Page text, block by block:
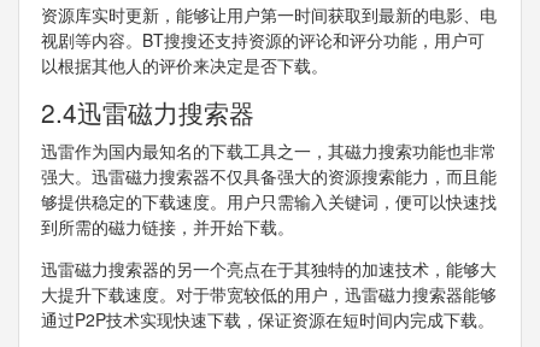
资源库实时更新，能够让用户第一时间获取到最新的电影、电
视剧等内容。BT搜搜还支持资源的评论和评分功能，用户可
以根据其他人的评价来决定是否下载。
2.4迅雷磁力搜索器
迅雷作为国内最知名的下载工具之一，其磁力搜索功能也非常
强大。迅雷磁力搜索器不仅具备强大的资源搜索能力，而且能
够提供稳定的下载速度。用户只需输入关键词，便可以快速找
到所需的磁力链接，并开始下载。
迅雷磁力搜索器的另一个亮点在于其独特的加速技术，能够大
大提升下载速度。对于带宽较低的用户，迅雷磁力搜索器能够
通过P2P技术实现快速下载，保证资源在短时间内完成下载。